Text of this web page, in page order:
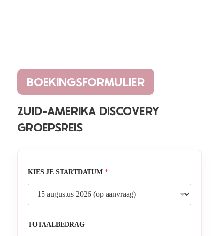
BOEKINGSFORMULIER
ZUID-AMERIKA DISCOVERY
GROEPSREIS
KIES JE STARTDATUM *
TOTAALBEDRAG